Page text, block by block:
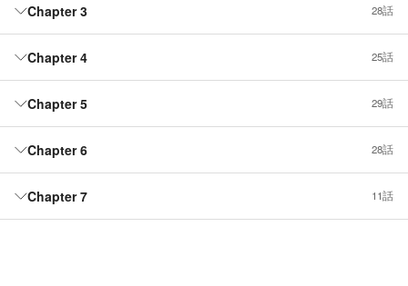
Chapter 3 28話
Chapter 4 25話
Chapter 5 29話
Chapter 6 28話
Chapter 7 11話